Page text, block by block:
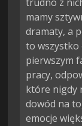
mamy
dramaty, a
to wszystko
pierwszym
pracy,
które nigdy
dowód na
emocje